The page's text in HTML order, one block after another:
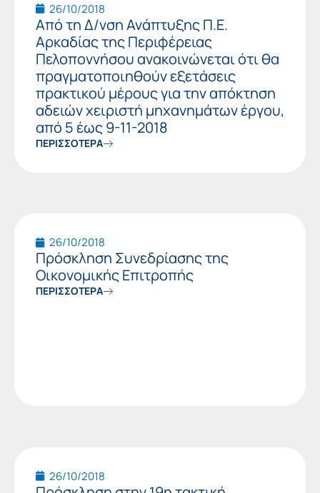
26/10/2018
Από τη Δ/νση Ανάπτυξης Π.Ε.
Αρκαδίας της Περιφέρειας
Πελοποννήσου ανακοινώνεται ότι θα
πραγματοποιηθούν εξετάσεις
πρακτικού μέρους για την απόκτηση
αδειών χειριστή μηχανημάτων έργου,
από 5 έως 9-11-2018
ΠΕΡΙΣΣΟΤΕΡΑ
26/10/2018
Πρόσκληση Συνεδρίασης της
Οικονομικής Επιτροπής
ΠΕΡΙΣΣΟΤΕΡΑ
26/10/2018